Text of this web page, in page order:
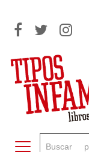
Toggle navigation